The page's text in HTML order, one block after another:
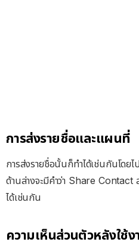
การส่งรายชื่อและแผนที่
การส่งรายชื่อนั้นก็ทำได้เช่นกันโดย
ด้านล่างจะมีคำว่า Share Contact
ได้เช่นกัน
ความเห็นส่วนตัวหลังใช้ง